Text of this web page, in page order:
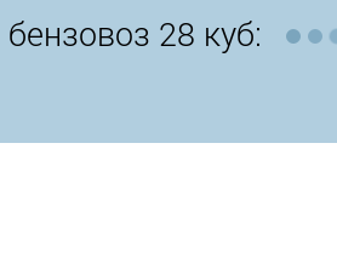
бензовоз 28 куб: